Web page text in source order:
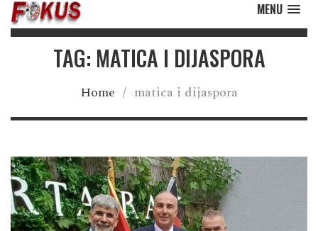
MENU
TAG: MATICA I DIJASPORA
Home / matica i dijaspora